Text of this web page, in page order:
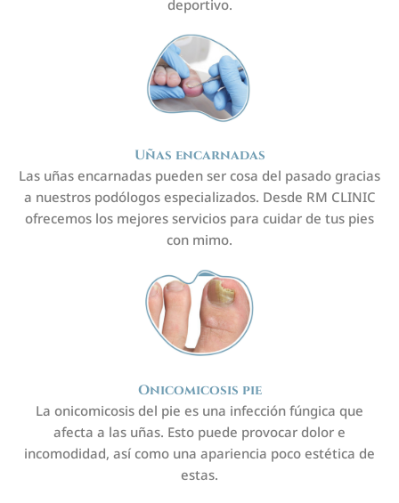
deportivo.
Uñas encarnadas
Las uñas encarnadas pueden ser cosa del pasado gracias
a nuestros podólogos especializados. Desde RM CLINIC
ofrecemos los mejores servicios para cuidar de tus pies
con mimo.
Onicomicosis pie
La onicomicosis del pie es una infección fúngica que
afecta a las uñas. Esto puede provocar dolor e
incomodidad, así como una apariencia poco estética de
estas.